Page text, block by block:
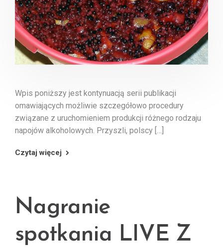
Wpis poniższy jest kontynuacją serii publikacji
omawiających możliwie szczegółowo procedury
związane z uruchomieniem produkcji różnego rodzaju
napojów alkoholowych. Przyszli, polscy […]
Czytaj więcej
Nagranie
spotkania LIVE Z